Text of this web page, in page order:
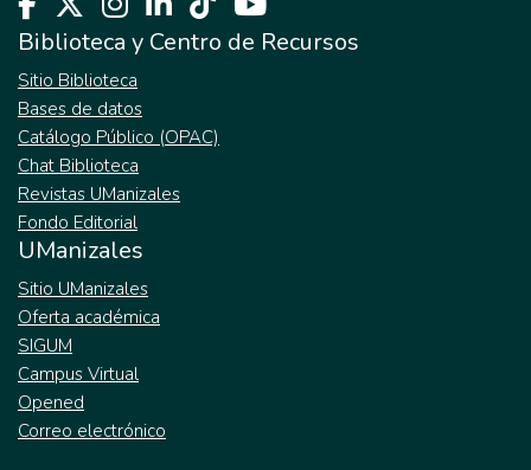
Biblioteca y Centro de Recursos
Sitio Biblioteca
Bases de datos
Catálogo Público (OPAC)
Chat Biblioteca
Revistas UManizales
Fondo Editorial
UManizales
Sitio UManizales
Oferta académica
SIGUM
Campus Virtual
Opened
Correo electrónico